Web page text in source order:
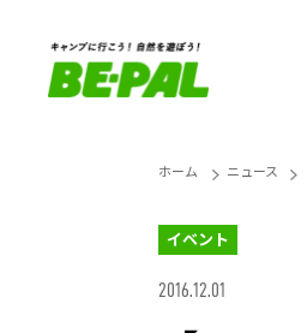
ホーム ニュース
イベント
2016.12.01